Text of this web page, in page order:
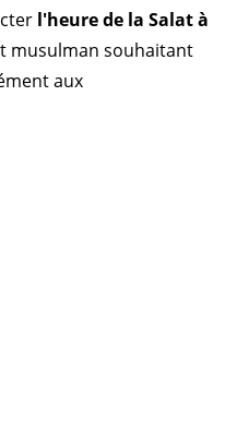
l'heure de la Salat à
musulman souhaitant
aux